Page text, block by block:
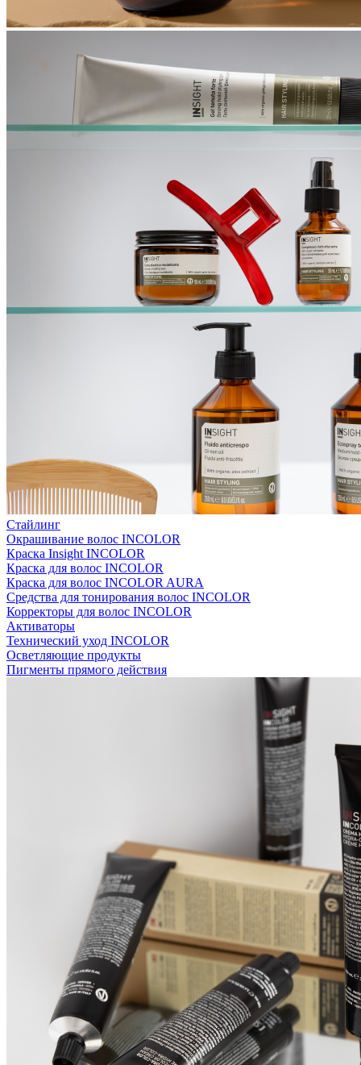
Стайлинг
Окрашивание волос INCOLOR
Краска Insight INCOLOR
Краска для волос INCOLOR
Краска для волос INCOLOR AURA
Средства для тонирования волос INCOLOR
Корректоры для волос INCOLOR
Активаторы
Технический уход INCOLOR
Осветляющие продукты
Пигменты прямого действия